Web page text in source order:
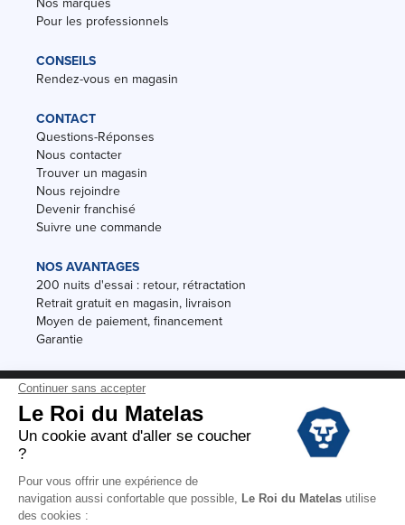
Pour les professionnels
CONSEILS
Rendez-vous en magasin
CONTACT
Questions-Réponses
Nous contacter
Trouver un magasin
Nous rejoindre
Devenir franchisé
Suivre une commande
NOS AVANTAGES
200 nuits d'essai : retour, rétractation
Retrait gratuit en magasin, livraison
Moyen de paiement, financement
Garantie
Conditions des offres
Black Friday
Destockage
Conditions Générales de vente magasin